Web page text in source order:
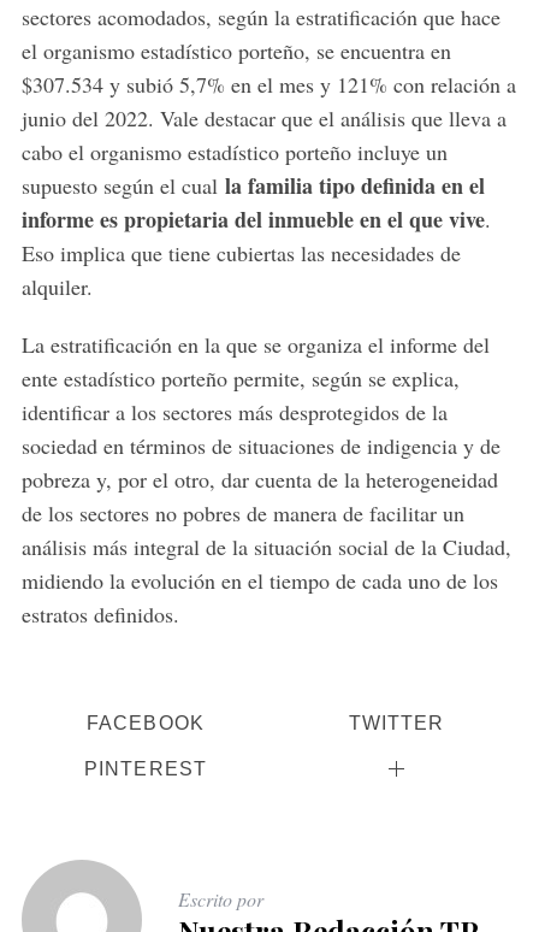
sectores acomodados, según la estratificación que hace
el organismo estadístico porteño, se encuentra en
$307.534 y subió 5,7% en el mes y 121% con relación a
junio del 2022. Vale destacar que el análisis que lleva a
cabo el organismo estadístico porteño incluye un
supuesto según el cualla familia tipo definida en el
informe es propietaria del inmueble en el que vive.
Eso implica que tiene cubiertas las necesidades de
alquiler.
La estratificación en la que se organiza el informe del
ente estadístico porteño permite, según se explica,
identificar a los sectores más desprotegidos de la
sociedad en términos de situaciones de indigencia y de
pobreza y, por el otro, dar cuenta de la heterogeneidad
de los sectores no pobres de manera de facilitar un
análisis más integral de la situación social de la Ciudad,
midiendo la evolución en el tiempo de cada uno de los
estratos definidos.
FACEBOOK TWITTER
PINTEREST
Escrito por